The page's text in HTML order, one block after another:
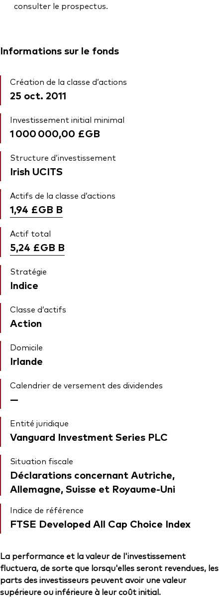
consulter le prospectus.
Informations sur le fonds
Création de la classe d’actions
25 oct. 2011
Investissement initial minimal
1 000 000,00 £GB
Structure d’investissement
Irish UCITS
Actifs de la classe d’actions
1,94 £GB B
Actif total
5,24 £GB B
Stratégie
Indice
Classe d’actifs
Action
Domicile
Irlande
Calendrier de versement des dividendes
—
Entité juridique
Vanguard Investment Series PLC
Situation fiscale
Déclarations concernant Autriche,
Allemagne, Suisse et Royaume-Uni
Indice de référence
FTSE Developed All Cap Choice Index
La performance et la valeur de l'investissement
fluctuera, de sorte que lorsqu'elles seront revendues, les
parts des investisseurs peuvent avoir une valeur
supérieure ou inférieure à leur coût initial.